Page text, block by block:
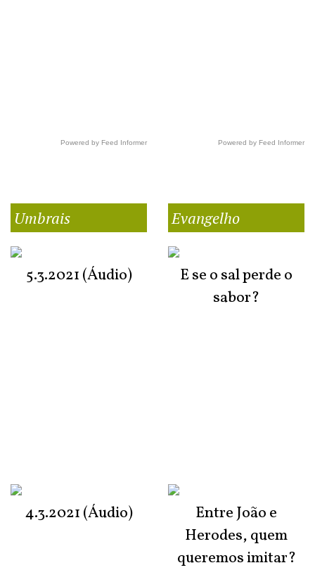
Powered by Feed Informer Powered by Feed Informer
Umbrais
5.3.2021 (Áudio)
4.3.2021 (Áudio)
Evangelho
E se o sal perde o
sabor?
Entre João e
Herodes, quem
queremos imitar?